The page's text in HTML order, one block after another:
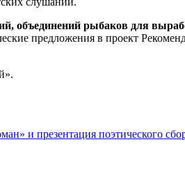
объединений рыбаков для
предложения в проект
и презентация поэтического